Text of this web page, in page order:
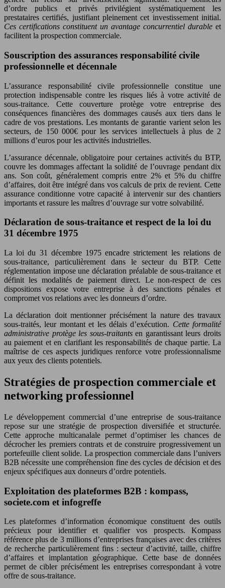
d’ordre publics et privés privilégient systématiquement les
prestataires certifiés, justifiant pleinement cet investissement initial.
Ces certifications constituent un avantage concurrentiel durable et
facilitent la prospection commerciale.
Souscription des assurances responsabilité civile
professionnelle et décennale
L’assurance responsabilité civile professionnelle constitue une
protection indispensable contre les risques liés à votre activité de
sous-traitance. Cette couverture protège votre entreprise des
conséquences financières des dommages causés aux tiers dans le
cadre de vos prestations. Les montants de garantie varient selon les
secteurs, de 150 000€ pour les services intellectuels à plus de 2
millions d’euros pour les activités industrielles.
L’assurance décennale, obligatoire pour certaines activités du BTP,
couvre les dommages affectant la solidité de l’ouvrage pendant dix
ans. Son coût, généralement compris entre 2% et 5% du chiffre
d’affaires, doit être intégré dans vos calculs de prix de revient. Cette
assurance conditionne votre capacité à intervenir sur des chantiers
importants et rassure les maîtres d’ouvrage sur votre solvabilité.
Déclaration de sous-traitance et respect de la loi du
31 décembre 1975
La loi du 31 décembre 1975 encadre strictement les relations de
sous-traitance, particulièrement dans le secteur du BTP. Cette
réglementation impose une déclaration préalable de sous-traitance et
définit les modalités de paiement direct. Le non-respect de ces
dispositions expose votre entreprise à des sanctions pénales et
compromet vos relations avec les donneurs d’ordre.
La déclaration doit mentionner précisément la nature des travaux
sous-traités, leur montant et les délais d’exécution. Cette formalité
administrative protège les sous-traitantsen garantissant leurs droits
au paiement et en clarifiant les responsabilités de chaque partie. La
maîtrise de ces aspects juridiques renforce votre professionnalisme
aux yeux des clients potentiels.
Stratégies de prospection commerciale et
networking professionnel
Le développement commercial d’une entreprise de sous-traitance
repose sur une stratégie de prospection diversifiée et structurée.
Cette approche multicanalale permet d’optimiser les chances de
décrocher les premiers contrats et de construire progressivement un
portefeuille client solide. La prospection commerciale dans l’univers
B2B nécessite une compréhension fine des cycles de décision et des
enjeux spécifiques aux donneurs d’ordre potentiels.
Exploitation des plateformes B2B : kompass,
societe.com et infogreffe
Les plateformes d’information économique constituent des outils
précieux pour identifier et qualifier vos prospects. Kompass
référence plus de 3 millions d’entreprises françaises avec des critères
de recherche particulièrement fins : secteur d’activité, taille, chiffre
d’affaires et implantation géographique. Cette base de données
permet de cibler précisément les entreprises correspondant à votre
offre de sous-traitance.